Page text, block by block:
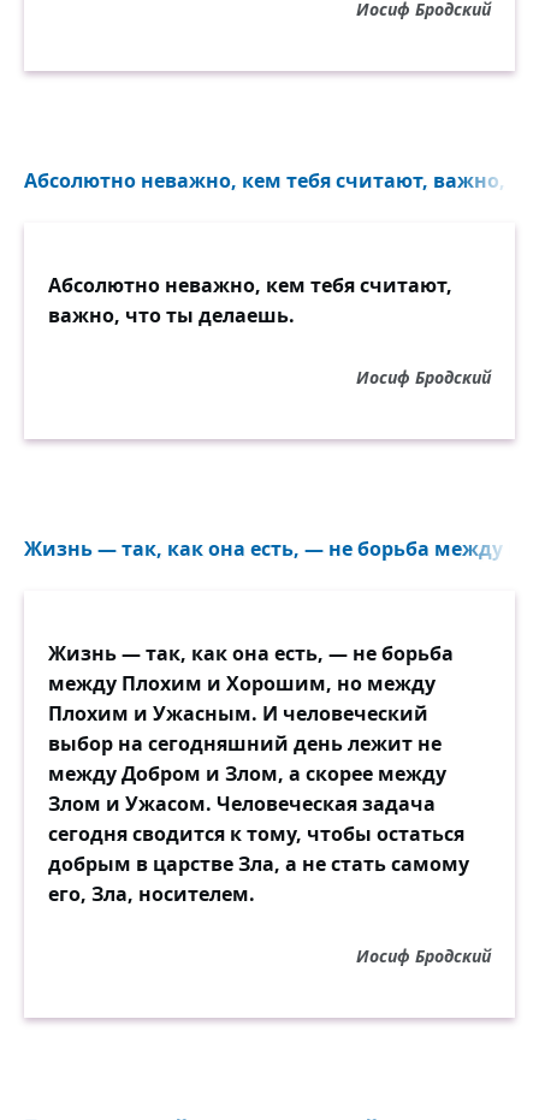
Иосиф Бродский
Абсолютно неважно, кем тебя считают, важно,
Абсолютно неважно, кем тебя считают,
важно, что ты делаешь.
Иосиф Бродский
Жизнь — так, как она есть, — не борьба между
Жизнь — так, как она есть, — не борьба
между Плохим и Хорошим, но между
Плохим и Ужасным. И человеческий
выбор на сегодняшний день лежит не
между Добром и Злом, а скорее между
Злом и Ужасом. Человеческая задача
сегодня сводится к тому, чтобы остаться
добрым в царстве Зла, а не стать самому
его, Зла, носителем.
Иосиф Бродский